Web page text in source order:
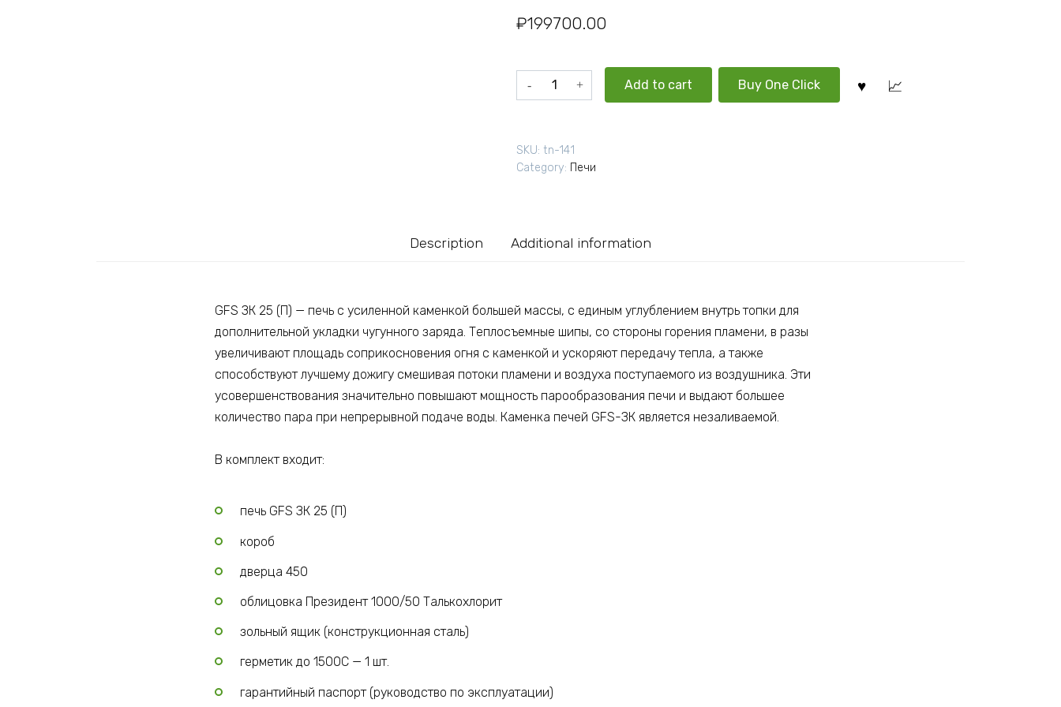
₽199700.00
Чугунная
печь
Комплект
GFS
Президент
quantity
Add to cart Buy One Click
SKU: tn-141
Category: Печи
Description Additional information
GFS ЗК 25 (П) — печь с усиленной каменкой большей массы, с единым углублением внутрь топки для
дополнительной укладки чугунного заряда. Теплосъемные шипы, со стороны горения пламени, в разы
увеличивают площадь соприкосновения огня с каменкой и ускоряют передачу тепла, а также
способствуют лучшему дожигу смешивая потоки пламени и воздуха поступаемого из воздушника. Эти
усовершенствования значительно повышают мощность парообразования печи и выдают большее
количество пара при непрерывной подаче воды. Каменка печей GFS-ЗК является незаливаемой.
В комплект входит:
печь GFS ЗК 25 (П)
короб
дверца 450
облицовка Президент 1000/50 Талькохлорит
зольный ящик (конструкционная сталь)
герметик до 1500С — 1 шт.
гарантийный паспорт (руководство по эксплуатации)